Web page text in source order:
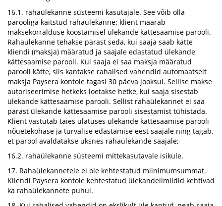
16.1. rahaülekanne süsteemi kasutajale. See võib olla
parooliga kaitstud rahaülekanne: klient määrab
maksekorralduse koostamisel ülekande kättesaamise parooli.
Rahaülekanne tehakse pärast seda, kui saaja saab kätte
kliendi (maksja) määratud ja saajale edastatud ülekande
kättesaamise parooli. Kui saaja ei saa maksja määratud
parooli kätte, siis kantakse rahalised vahendid automaatselt
maksja Paysera kontole tagasi 30 päeva jooksul. Sellise makse
autoriseerimise hetkeks loetakse hetke, kui saaja sisestab
ülekande kättesaamise parooli. Sellist rahaülekannet ei saa
pärast ülekande kättesaamise parooli sisestamist tühistada.
Klient vastutab täies ulatuses ülekande kättesaamise parooli
nõuetekohase ja turvalise edastamise eest saajale ning tagab,
et parool avaldatakse üksnes rahaülekande saajale;
16.2. rahaülekanne süsteemi mittekasutavale isikule.
17. Rahaülekannetele ei ole kehtestatud miinimumsummat.
Kliendi Paysera kontole kehtestatud ülekandelimiidid kehtivad
ka rahaülekannete puhul.